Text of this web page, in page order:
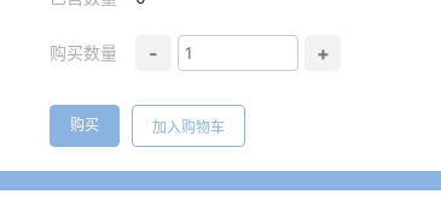
购买数量 - +
购买 加入购物车